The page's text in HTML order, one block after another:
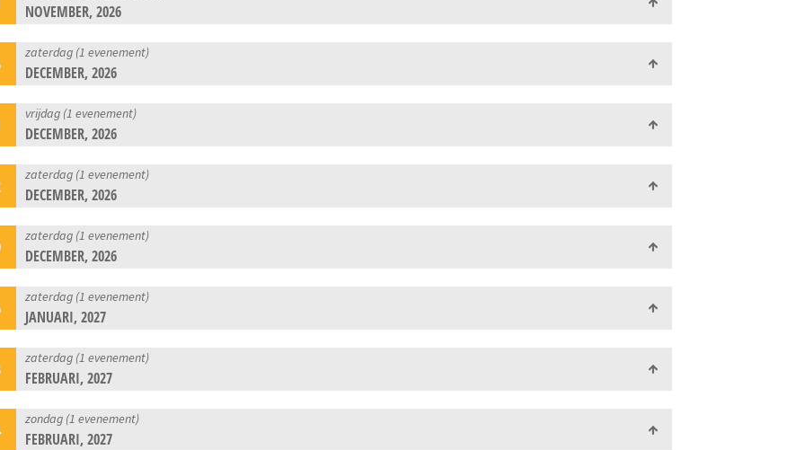
NOVEMBER, 2026
zaterdag (1 evenement)
DECEMBER, 2026
vrijdag (1 evenement)
DECEMBER, 2026
zaterdag (1 evenement)
DECEMBER, 2026
zaterdag (1 evenement)
DECEMBER, 2026
zaterdag (1 evenement)
JANUARI, 2027
zaterdag (1 evenement)
FEBRUARI, 2027
zondag (1 evenement)
FEBRUARI, 2027